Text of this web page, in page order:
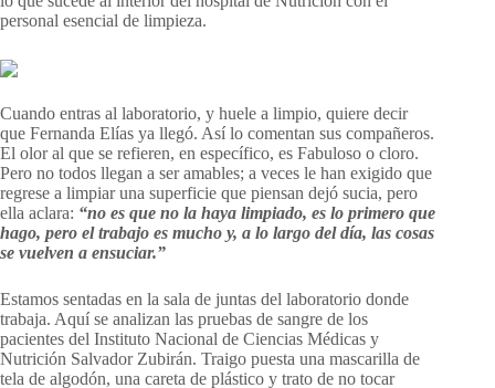
personal esencial de limpieza.
Cuando entras al laboratorio, y huele a limpio, quiere decir
que Fernanda Elías ya llegó. Así lo comentan sus compañeros.
El olor al que se refieren, en específico, es Fabuloso o cloro.
Pero no todos llegan a ser amables; a veces le han exigido que
regrese a limpiar una superficie que piensan dejó sucia, pero
ella aclara: “no es que no la haya limpiado, es lo primero que
hago, pero el trabajo es mucho y, a lo largo del día, las cosas
se vuelven a ensuciar.”
Estamos sentadas en la sala de juntas del laboratorio donde
trabaja. Aquí se analizan las pruebas de sangre de los
pacientes del Instituto Nacional de Ciencias Médicas y
Nutrición Salvador Zubirán. Traigo puesta una mascarilla de
tela de algodón, una careta de plástico y trato de no tocar